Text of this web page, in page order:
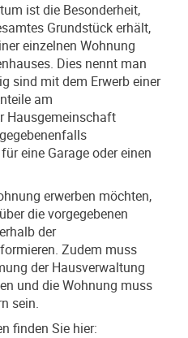
ist die Besonderheit,
Grundstück erhält,
einzelnen Wohnung
Dies nennt man
sind mit dem Erwerb einer
am
Hausgemeinschaft
eine Garage oder einen
erwerben möchten,
die vorgegebenen
der
Zudem muss
der Hausverwaltung
und die Wohnung muss
sein.
finden Sie hier: